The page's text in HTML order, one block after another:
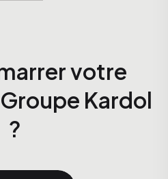
votre
Kardol
?